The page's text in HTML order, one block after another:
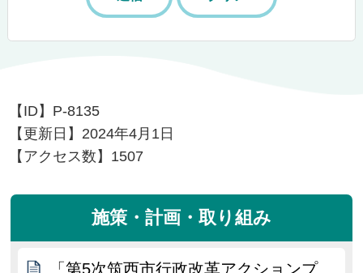
【ID】 P-8135
【更新日】 2024年4月1日
【アクセス数】 1507
施策・計画・取り組み
「第5次筑西市行政改革アクションプ